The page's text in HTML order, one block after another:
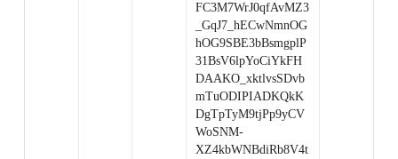
FC3M7WrJ0qfAvMZ3
_GqJ7_hECwNmnOG
hOG9SBE3bBsmgplP
31BsV6lpYoCiYkFH
DAAKO_xktlvsSDvb
mTuODIPIADKQkK
DgTpTyM9tjPp9yCV
WoSNM-
XZ4kbWNBdiRb8V4t